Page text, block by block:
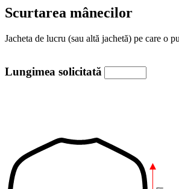
Scurtarea mânecilor
Jacheta de lucru (sau altă jachetă) pe care o
Lungimea solicitată